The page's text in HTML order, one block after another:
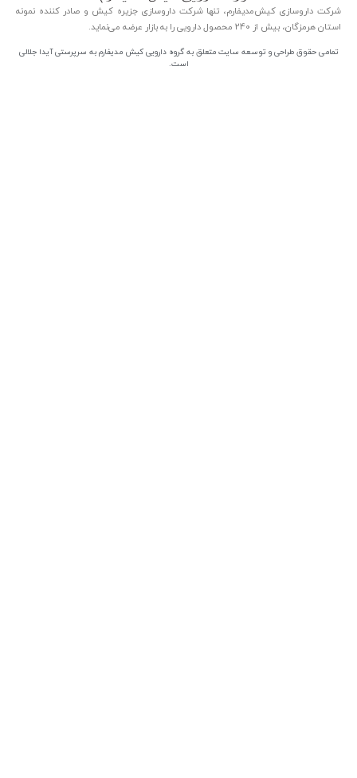
شرکت داروسازی کیش‌مدیفارم، تنها شرکت داروسازی جزیره کیش و صادر کننده نمونه
استان هرمزگان، بیش از 240 محصول دارویی را به بازار عرضه می‌نماید.
تمامی حقوق طراحی و توسعه سایت متعلق به گروه دارویی کیش مدیفارم به سرپرستی آیدا جلالی
است.